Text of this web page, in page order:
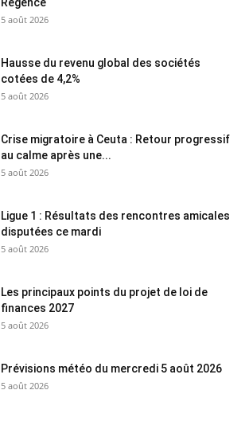
5 août 2026
Hausse du revenu global des sociétés
cotées de 4,2%
5 août 2026
Crise migratoire à Ceuta : Retour progressif
au calme après une...
5 août 2026
Ligue 1 : Résultats des rencontres amicales
disputées ce mardi
5 août 2026
Les principaux points du projet de loi de
finances 2027
5 août 2026
Prévisions météo du mercredi 5 août 2026
5 août 2026